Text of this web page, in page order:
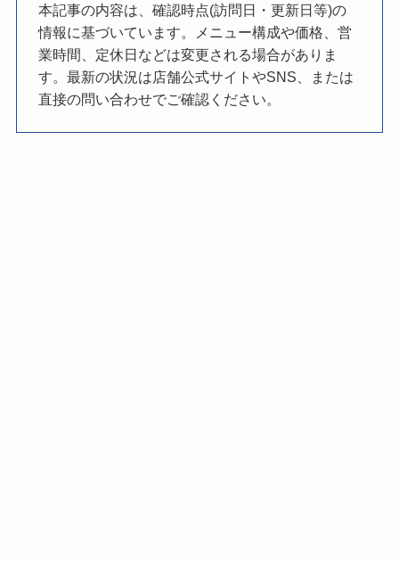
本記事の内容は、確認時点(訪問日・更新日等)の
情報に基づいています。メニュー構成や価格、営
業時間、定休日などは変更される場合がありま
す。最新の状況は店舗公式サイトやSNS、または
直接の問い合わせでご確認ください。